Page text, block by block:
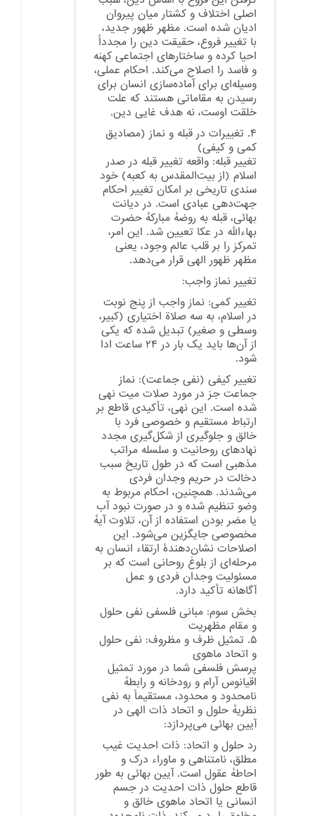
اصلی اختلاف و کشتار میان پیروان
ادیان شده است. مظهر ظهور جدید،
با تغییر فروع، حقیقت دین را مجدداً
احیا کرده و ساختارهای اجتماعی کهنه
و فاسد را اصلاح می‌کند. احکام عملی،
وسیله‌ای برای آماده‌سازی انسان برای
رسیدن به مقاماتی هستند که علت
خلقت اوست، نه هدف غایی دین.
۴. تغییرات در قبله و نماز (مصادیق
کمی و کیفی)
تغییر قبله: واقعه تغییر قبله در صدر
اسلام (از بیت‌المقدس به کعبه) خود
سندی تاریخی بر امکان تغییر احکام
جهت‌دهی عبادی است. در دیانت
بهائی، قبله به روضهٔ مبارکهٔ حضرت
بهاءالله در عکا تعیین شد. این امر،
تمرکز را بر قلب عالم وجود، یعنی
مظهر ظهور الهی قرار می‌دهد.
تغییر نماز واجب:
تغییر کمی: نماز واجب از پنج نوبت
در اسلام، به سه صلاة اختیاری (کبیر،
وسطی و صغیر) تبدیل شده که یکی
از آن‌ها باید یک بار در ۲۴ ساعت ادا
شود.
تغییر کیفی (نفی جماعت): نماز
جماعت جز در مورد صلات میت نهی
شده است. این نهی، تأکیدی قاطع بر
ارتباط مستقیم و خصوصی فرد با
خالق و جلوگیری از شکل‌گیری مجدد
نهادهای روحانیت و سلسله مراتب
مذهبی است که در طول تاریخ سبب
دخالت در حریم وجدان فردی
می‌شدند. همچنین، احکام مربوط به
وضو تنظیم شده و در صورت نبود آب
یا مضر بودن استفاده از آن، تلاوت آیهٔ
مخصوصی جایگزین می‌شود. این
اصلاحات نشان‌دهندهٔ ارتقاء انسان به
مرحله‌ای از بلوغ روحانی است که بر
مسئولیت وجدان فردی و عمل
آگاهانه تأکید دارد.
بخش سوم: مبانی فلسفی نفی حلول
و مقام مظهریت
۵. تمثیل ظرف و مظروف: نفی حلول
و اتحاد ماهوی
پرسش فلسفی شما در مورد تمثیل
اقیانوس آرام و رودخانه و رابطهٔ
نامحدود و محدود، مستقیماً به نفی
نظریهٔ حلول و اتحاد ذات الهی در
آیین بهائی می‌پردازد:
رد حلول و اتحاد: ذات احدیت غیب
مطلق، نامتناهی و ماوراء درک و
احاطهٔ عقول است. آیین بهائی به طور
قاطع حلول ذات احدیت در جسم
انسانی یا اتحاد ماهوی خالق و